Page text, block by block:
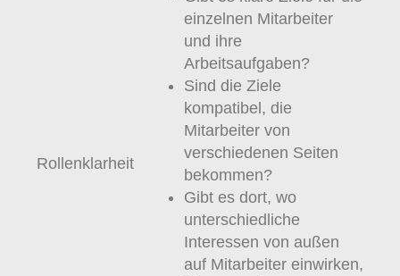
Rollenklarheit
einzelnen Mitarbeiter
und ihre
Arbeitsaufgaben?
Sind die Ziele
kompatibel, die
Mitarbeiter von
verschiedenen Seiten
bekommen?
Gibt es dort, wo
unterschiedliche
Interessen von außen
auf Mitarbeiter einwirken,